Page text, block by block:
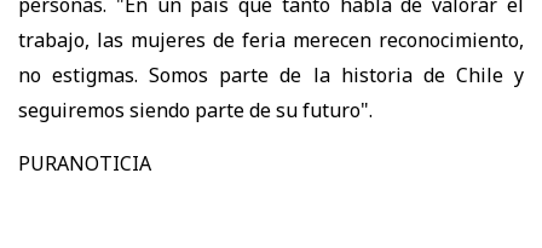
trabajo, las mujeres de feria merecen reconocimiento,
no estigmas. Somos parte de la historia de Chile y
seguiremos siendo parte de su futuro".
PURANOTICIA